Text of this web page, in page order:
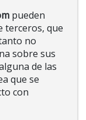
pueden
terceros, que
no
sobre sus
de las
que se
con